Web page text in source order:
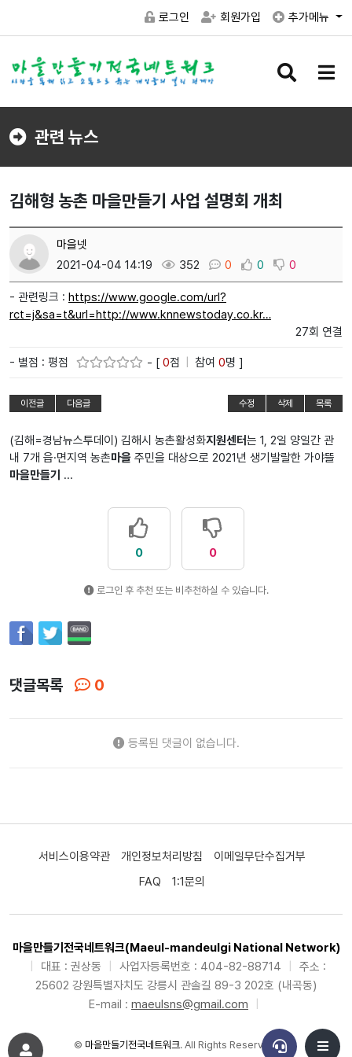
로그인 회원가입 추가메뉴
검
버
메
버
관련 뉴스
김해형 농촌 마을만들기 사업 설명회 개최
마을넷
2021-04-04 14:19
352 0 0 0
- 관련링크 : https://www.google.com/url?
rct=j&sa=t&url=http://www.knnewstoday.co.kr…
27회 연결
- 별점 : 평점 - [ 0점 참여 0명 ]
이전글 다음글 수정 삭제 목록
(김해=경남뉴스투데이) 김해시 농촌활성화지원센터는 1, 2일 양일간 관
내 7개 읍·면지역 농촌마을 주민을 대상으로 2021년 생기발랄한 가야뜰
마을만들기 ...
0 0
로그인 후 추천 또는 비추천하실 수 있습니다.
댓글목록 0
등록된 댓글이 없습니다.
서비스이용약관 개인정보처리방침
이메일무단수집거부
FAQ
1:1문의
마을만들기전국네트워크(Maeul-mandeulgi National Network)
대표 : 권상동 사업자등록번호 : 404-82-88714
주소 :
25602 강원특별자치도 강릉시 관솔길 89-3 202호 (내곡동)
E-mail : maeulsns@gmail.com
© 마을만들기전국네트워크. All Rights Reserved.